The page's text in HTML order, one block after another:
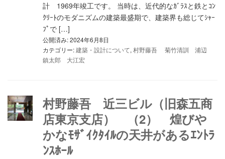
計 1969年竣工です。 当時は、近代的なｶﾞﾗｽと鉄とｺﾝ
ｸﾘｰﾄのモダニズムの建築最盛期で、建築界も総じてｼｬｰ
ﾌﾟで […]
公開済み: 2024年6月8日
カテゴリー:建築・設計について, 村野藤吾 菊竹清訓 浦辺
鎮太郎 大江宏
村野藤吾 近三ビル（旧森五商
店東京支店） （2） 煌びや
かなﾓｻﾞｲｸﾀｲﾙの天井があるｴﾝﾄﾗ
ﾝｽﾎｰﾙ